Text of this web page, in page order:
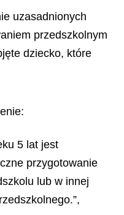
uzasadnionych
przedszkolnym
dziecko, które
5 lat jest
przygotowanie
lub w innej